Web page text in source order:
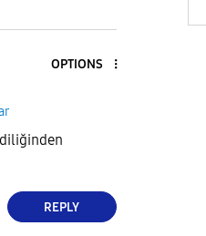
OPTIONS
REPLY